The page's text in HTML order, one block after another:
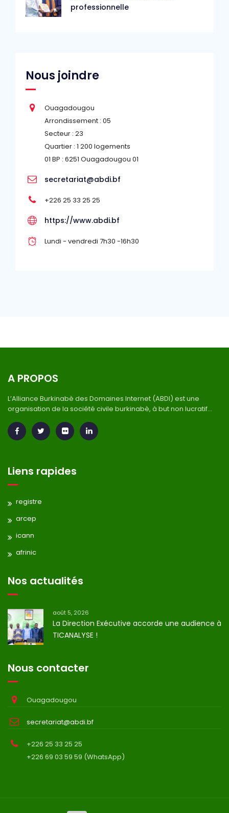
professionnelle
Nous joindre
Ouagadougou
Arrondissement : 05
Secteur : 23
Quartier : 1 200 logements
01 BP : 6251 Ouagadougou 01
secretariat@abdi.bf
+226 25 33 25 25
https://www.abdi.bf
Lundi - vendredi 7h30 -16h30
A PROPOS
L’Alliance Burkinabè des Domaines Internet (ABDI) est une
organisation de la société civile burkinabè, à but non lucratif...
Liens rapides
registre
arcep
icann
afrinic
Nos actualités
août 5, 2026
La Direction Exécutive accorde une audience à
TICANALYSE !
Nous contacter
Ouagadougou
secretariat@abdi.bf
+226 25 33 25 25
+226 69 03 59 59 (WhatsApp)